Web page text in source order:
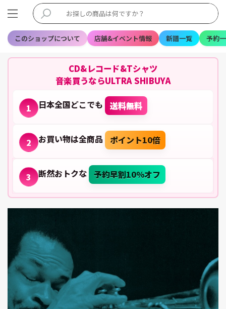
このショップについて 店舗&イベント情報 新譜一覧 予約
CD&レコード&Tシャツ
音楽買うならULTRA SHIBUYA
1 日本全国どこでも 送料無料
2 お買い物は全商品 ポイント10倍
3 断然おトクな 予約早割10%オフ